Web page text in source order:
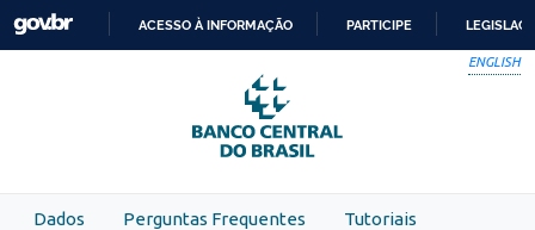
Skip to main content
PARA
O
CONTEÚDO
ACESSO À INFORMAÇÃO PARTICIPE
ENGLISH
Dados Perguntas Frequentes Tutoriais